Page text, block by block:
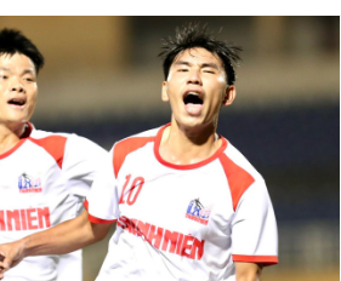
Trung
GP - BTTTT cấp ngày 24.3.2020
thuộc về Báo Thanh Niên. Cấm sao
nếu không có sự chấp thuận bằng văn
JSC.